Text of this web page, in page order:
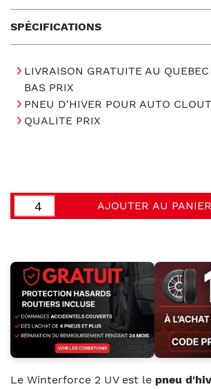
SPÉCIFICATIONS
LIVRAISON GRATUITE AU
BAS PRIX
PNEU D'HIVER POUR AUTO
QUALITE PRIX
AJOUTER AU PANIER
Le Winterforce 2 UV est le pneu